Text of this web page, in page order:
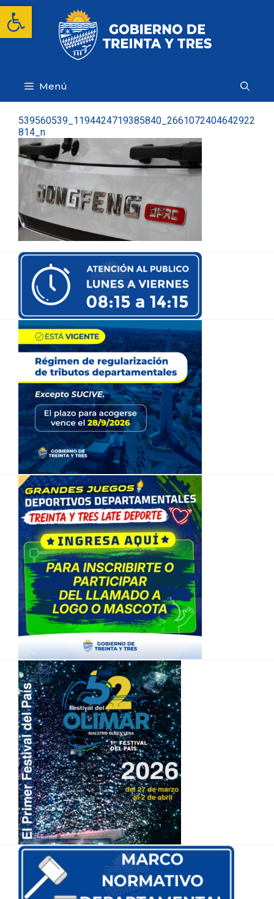
Abrir barra de herramientas
Saltar
contenido
Menú
539560539_1194424719385840_2661072404642922
814_n